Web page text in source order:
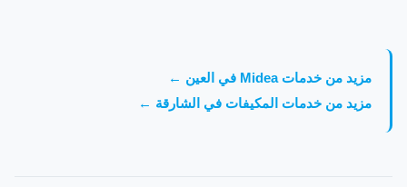
مزيد من خدمات Midea في العين ←
مزيد من خدمات المكيفات في الشارقة ←